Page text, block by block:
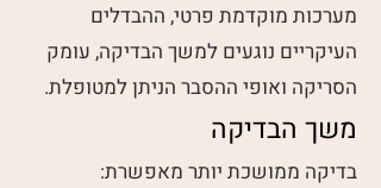
מערכות מוקדמת פרטי, ההבדלים
העיקריים נוגעים למשך הבדיקה, עומק
הסריקה ואופי ההסבר הניתן למטופלת.
משך הבדיקה
בדיקה ממושכת יותר מאפשרת: